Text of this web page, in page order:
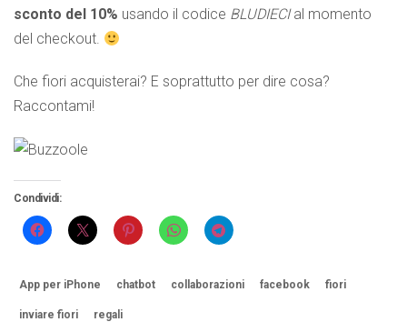
sconto del 10% usando il codice BLUDIECIal momento
del checkout.
Che fiori acquisterai? E soprattutto per dire cosa?
Raccontami!
Condividi:
App per iPhone chatbot collaborazioni facebook fiori
inviare fiori regali